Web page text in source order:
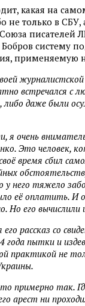
какая на
не только в СБУ,
Союза писателей
систему
применяемую
встречался с
либо даже были
я очень
Это человек,
время сбил
него тяжело
её оплатить. И
Но его
его рассказ со
года пытки и
практикой не
примерно так.
арест ни